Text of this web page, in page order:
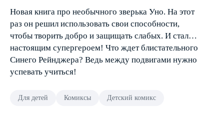
Новая книга про необычного зверька Уно. На этот
раз он решил использовать свои способности,
чтобы творить добро и защищать слабых. И стал…
настоящим супергероем! Что ждет блистательного
Синего Рейнджера? Ведь между подвигами нужно
успевать учиться!
Для детей Комиксы Детский комикс